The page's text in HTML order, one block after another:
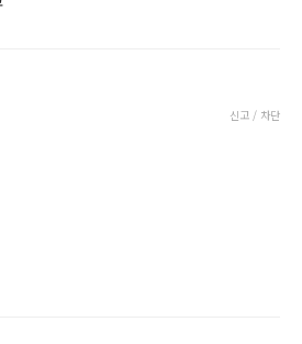
신고 / 차단